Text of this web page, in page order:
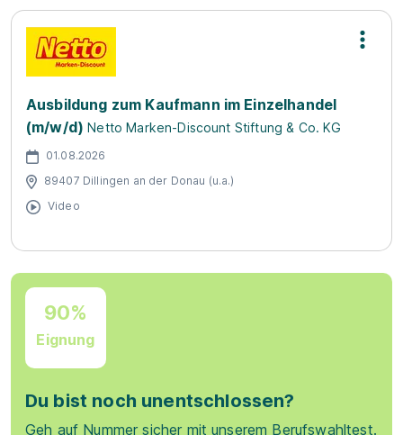
Ausbildung zum Kaufmann im Einzelhandel
(m/w/d) Netto Marken-Discount Stiftung & Co. KG
01.08.2026
89407 Dillingen an der Donau (u.a.)
Video
90%
Eignung
Du bist noch unentschlossen?
Geh auf Nummer sicher mit unserem Berufswahltest.